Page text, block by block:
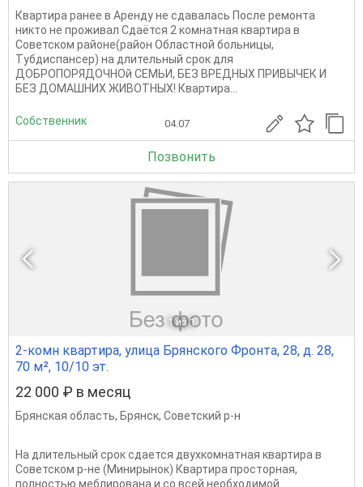
Квартира ранее в Аренду не сдавалась После ремонта
никто не проживал Сдаётся 2 комнатная квартира в
Советском районе(район Областной больницы,
Тубдиспансер) на длительный срок для
ДОБРОПОРЯДОЧНОй СЕМЬИ, БЕЗ ВРЕДНЫХ ПРИВЫЧЕК И
БЕЗ ДОМАШНИХ ЖИВОТНЫХ! Квартира...
Собственник 04.07
Позвонить
1 из 1
2-комн квартира, улица Брянского Фронта, 28, д. 28,
70 м², 10/10 эт.
22 000 ₽ в месяц
Брянская область, Брянск, Советский р-н
На длительный срок сдается двухкомнатная квартира в
Советском р-не (Минирынок) Квартира просторная,
полностью меблирована и со всей необходимой